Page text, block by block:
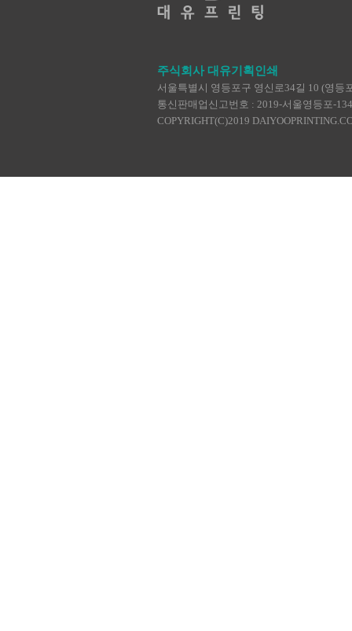
주식회사 대유기획인쇄
서울특별시 영등포구 영신로34길 10 (영등
통신판매업신고번호 : 2019-서울영등포-
COPYRIGHT(C)2019